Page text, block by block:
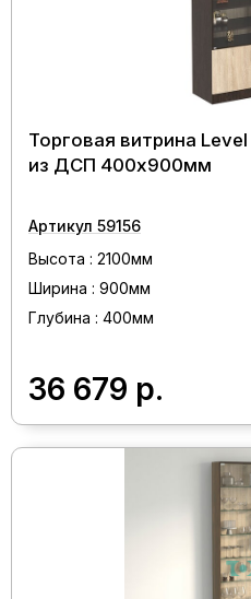
Торговая витрина
из ДСП 400х900мм
Артикул 59156
Высота : 2100мм
Ширина : 900мм
Глубина : 400мм
36 679 р.